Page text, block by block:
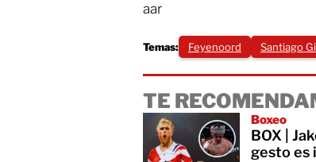
aar
Temas: Feyenoord Santiago
TE
Boxeo
BOX |
gesto es